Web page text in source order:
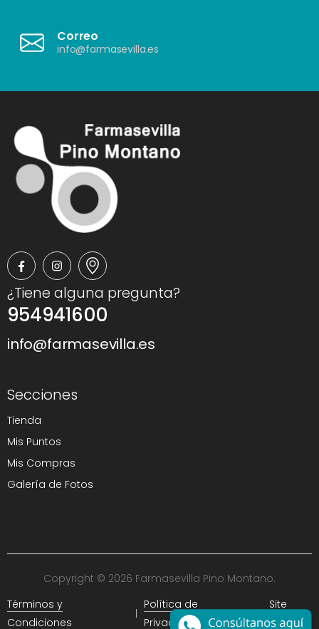
Correo
info@farmasevilla.es
¿Tiene alguna pregunta?
954941600
info@farmasevilla.es
Secciones
Tienda
Mis Puntos
Mis Compras
Galería de Fotos
Copyright © 2026 Farmasevilla Pino Montano.
Términos y
Condiciones
Política de
Privacidad
Site
Map